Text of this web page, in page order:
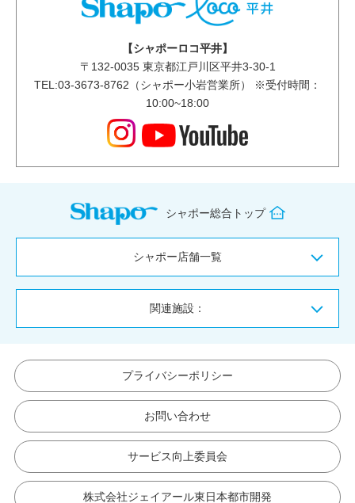
【シャポーロコ平井】
〒 132-0035東京都江戸川区平井3-30-1
TEL:03-3673-8762（シャポー小岩営業所） ※受付時間：
10:00~18:00
シャポー総合トップ
シャポー店舗一覧
関連施設：
プライバシーポリシー
お問い合わせ
サービス向上委員会
株式会社ジェイアール東日本都市開発